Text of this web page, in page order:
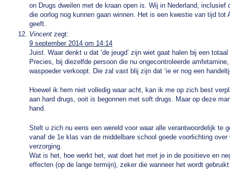
on Drugs dweilen met de kraan open is. Wij in Nederland,
die oorlog nog kunnen gaan winnen. Het is een kwestie van tijd tot
geeft.
Vincent zegt:
9 september 2014 om 14:14
Juist. Waar denkt u dat ‘de jeugd’ zijn wiet gaat halen bij een totaal
Precies, bij diezelfde persoon die nu ongecontroleerde
waspoeder verkoopt. Die zal vast blij zijn dat ‘ie er nog een
Hoewel ik hem niet volledig waar acht, kan ik me op zich best
aan hard drugs, ooit is begonnen met soft drugs. Maar op deze
hand.
Stelt u zich nu eens een wereld voor waar alle verantwoordelijk te
vanaf de 1e klas van de middelbare school goede voorlichting
verzorging.
Wat is het, hoe werkt het, wat doet het met je in de positieve en
effecten (op de lange termijn), zeker die wanneer het wordt